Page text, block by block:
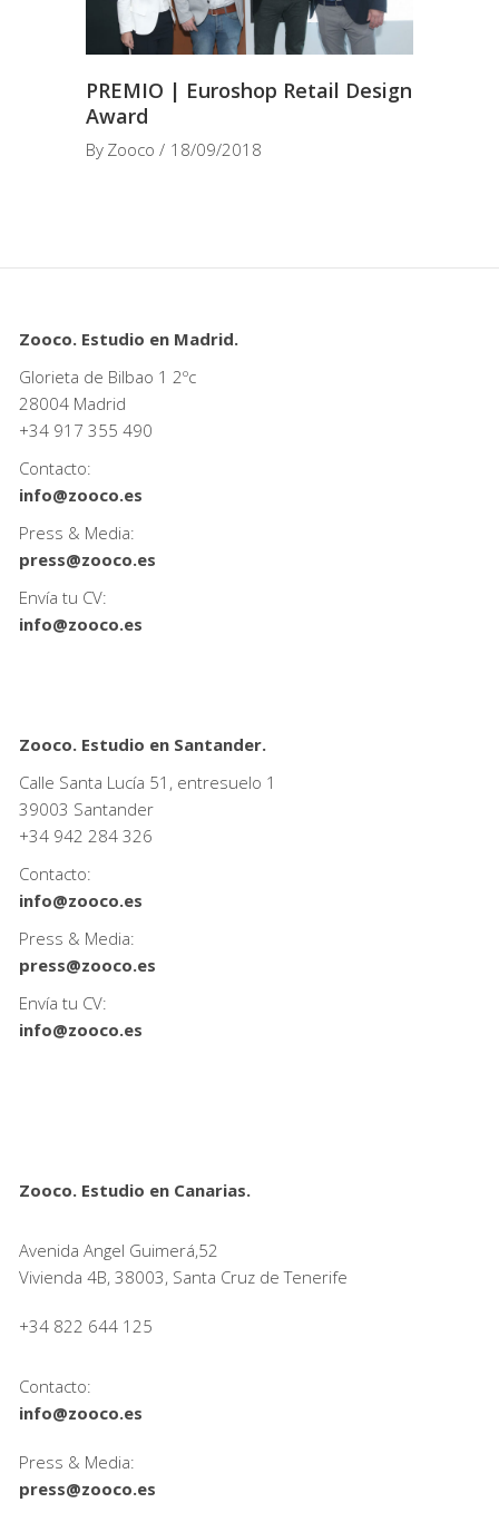
PREMIO | Euroshop Retail Design
Award
By Zooco 18/09/2018
Zooco. Estudio en Madrid.
Glorieta de Bilbao 1 2ºc
28004 Madrid
+34 917 355 490
Contacto:
info@zooco.es
Press & Media:
press@zooco.es
Envía tu CV:
info@zooco.es
Zooco. Estudio en Santander.
Calle Santa Lucía 51, entresuelo 1
39003 Santander
+34 942 284 326
Contacto:
info@zooco.es
Press & Media:
press@zooco.es
Envía tu CV:
info@zooco.es
Zooco. Estudio en Canarias.
Avenida Angel Guimerá,52
Vivienda 4B, 38003, Santa Cruz de Tenerife
+34 822 644 125
Contacto:
info@zooco.es
Press & Media:
press@zooco.es